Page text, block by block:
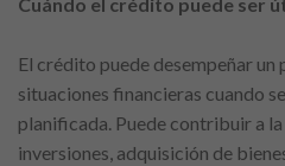
El crédito puede desempeñar
situaciones financieras cuando
planificada. Puede contribuir a
inversiones, adquisición de